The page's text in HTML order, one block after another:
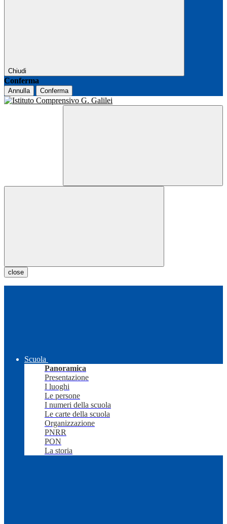
Chiudi
Conferma
Annulla Conferma
close
Scuola
Panoramica
Presentazione
I luoghi
Le persone
I numeri della scuola
Le carte della scuola
Organizzazione
PNRR
PON
La storia